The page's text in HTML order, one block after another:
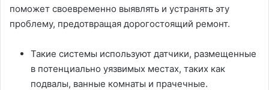
поможет своевременно выявлять и устранять эту
проблему, предотвращая дорогостоящий ремонт.
Такие системы используют датчики, размещенные
в потенциально уязвимых местах, таких как
подвалы, ванные комнаты и прачечные.